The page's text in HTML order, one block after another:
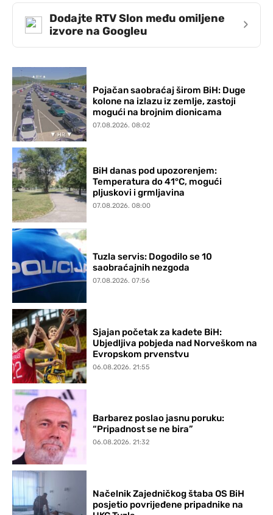
Dodajte RTV Slon među omiljene
izvore na Googleu
›
Pojačan saobraćaj širom BiH: Duge
kolone na izlazu iz zemlje, zastoji
mogući na brojnim dionicama
07.08.2026. 08:02
BiH danas pod upozorenjem:
Temperatura do 41°C, mogući
pljuskovi i grmljavina
07.08.2026. 08:00
Tuzla servis: Dogodilo se 10
saobraćajnih nezgoda
07.08.2026. 07:56
Sjajan početak za kadete BiH:
Ubjedljiva pobjeda nad Norveškom na
Evropskom prvenstvu
06.08.2026. 21:55
Barbarez poslao jasnu poruku:
“Pripadnost se ne bira”
06.08.2026. 21:32
Načelnik Zajedničkog štaba OS BiH
posjetio povrijeđene pripadnike na